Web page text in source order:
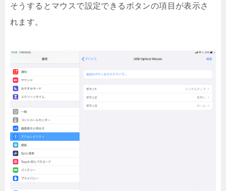
そうするとマウスで設定できるボタンの項目が表示さ
れます。